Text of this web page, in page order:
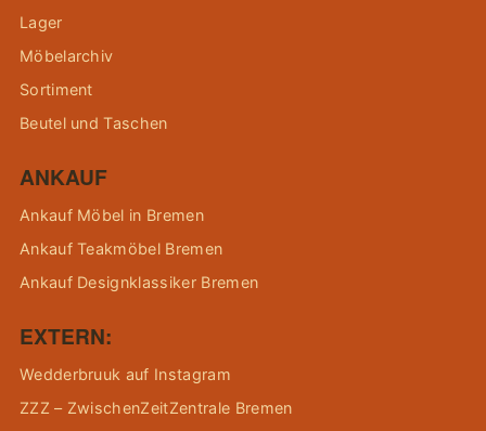
Lager
Möbelarchiv
Sortiment
Beutel und Taschen
ANKAUF
Ankauf Möbel in Bremen
Ankauf Teakmöbel Bremen
Ankauf Designklassiker Bremen
EXTERN:
Wedderbruuk auf Instagram
ZZZ – ZwischenZeitZentrale Bremen